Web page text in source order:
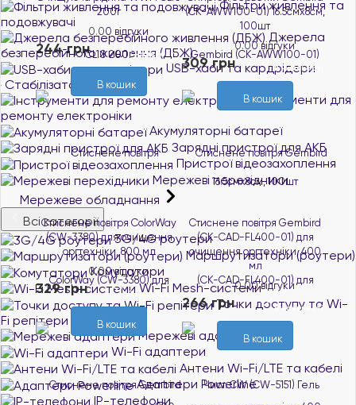
Фільтри живлення та
подовжувачі
Джерела
безперебійного живлення (ДБЖ)
USB-хаби та кардрідери
Стабілізатори напруги
Інструменти для
ремонту електроніки
Акумуляторні батареї
Зарядні пристрої для АКБ
Пристрої відеозахоплення
Мережеві перехідники
Мережеве обладнання
Всі категорії
3G/4G роутери
Маршрутизатори (роутери)
Комутатори
Wi-Fi Mesh-системи
Точки доступу та Wi-
Fi репітери
Мережеві адаптери
Wi-Fi адаптери
Антени Wi-Fi/LTE та кабелі
Адаптери Powerline
IP-телефони
200г
0.00 відгуки
В наявності
244 грн
В кошик
(CK-AWW100-01) 16.5смx8см,
100шт
0.00 відгуки
В наявності
309 грн
В кошик
Стиснене повітря ColorWay
(CW-3380) для очищення
оргтехніки, 800 мл
0.00 відгуки
В наявності
329 грн
В кошик
Стиснене повітря Gembird
(CK-CAD-FL400-01) для
очищення оргтехніки, 400
мл
0.00 відгуки
В наявності
266 грн
В кошик